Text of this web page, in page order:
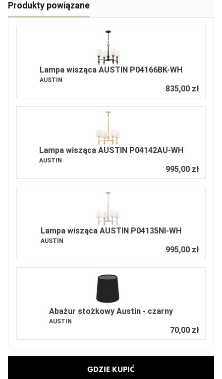
Produkty powiązane
Lampa wisząca AUSTIN P04166BK-WH
AUSTIN
835,00 zł
Lampa wisząca AUSTIN P04142AU-WH
AUSTIN
995,00 zł
Lampa wisząca AUSTIN P04135NI-WH
AUSTIN
995,00 zł
Abażur stożkowy Austin - czarny
AUSTIN
70,00 zł
GDZIE KUPIĆ